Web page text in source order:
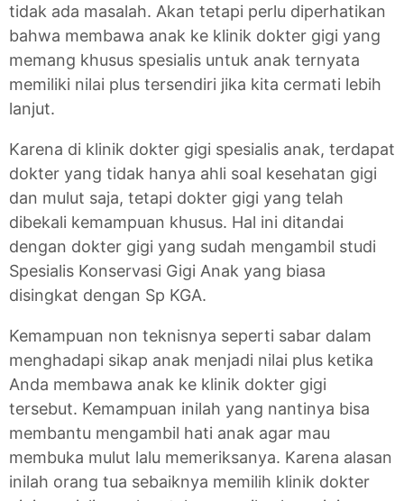
tidak ada masalah. Akan tetapi perlu diperhatikan
bahwa membawa anak ke klinik dokter gigi yang
memang khusus spesialis untuk anak ternyata
memiliki nilai plus tersendiri jika kita cermati lebih
lanjut.
Karena di klinik dokter gigi spesialis anak, terdapat
dokter yang tidak hanya ahli soal kesehatan gigi
dan mulut saja, tetapi dokter gigi yang telah
dibekali kemampuan khusus. Hal ini ditandai
dengan dokter gigi yang sudah mengambil studi
Spesialis Konservasi Gigi Anak yang biasa
disingkat dengan Sp KGA.
Kemampuan non teknisnya seperti sabar dalam
menghadapi sikap anak menjadi nilai plus ketika
Anda membawa anak ke klinik dokter gigi
tersebut. Kemampuan inilah yang nantinya bisa
membantu mengambil hati anak agar mau
membuka mulut lalu memeriksanya. Karena alasan
inilah orang tua sebaiknya memilih klinik dokter